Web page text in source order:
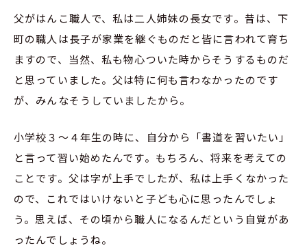
父がはんこ職人で、私は二人姉妹の長女です。昔は、下
町の職人は長子が家業を継ぐものだと皆に言われて育ち
ますので、当然、私も物心ついた時からそうするものだ
と思っていました。父は特に何も言わなかったのです
が、みんなそうしていましたから。
小学校３〜４年生の時に、自分から「書道を習いたい」
と言って習い始めたんです。もちろん、将来を考えての
ことです。父は字が上手でしたが、私は上手くなかった
ので、これではいけないと子ども心に思ったんでしょ
う。思えば、その頃から職人になるんだという自覚があ
ったんでしょうね。